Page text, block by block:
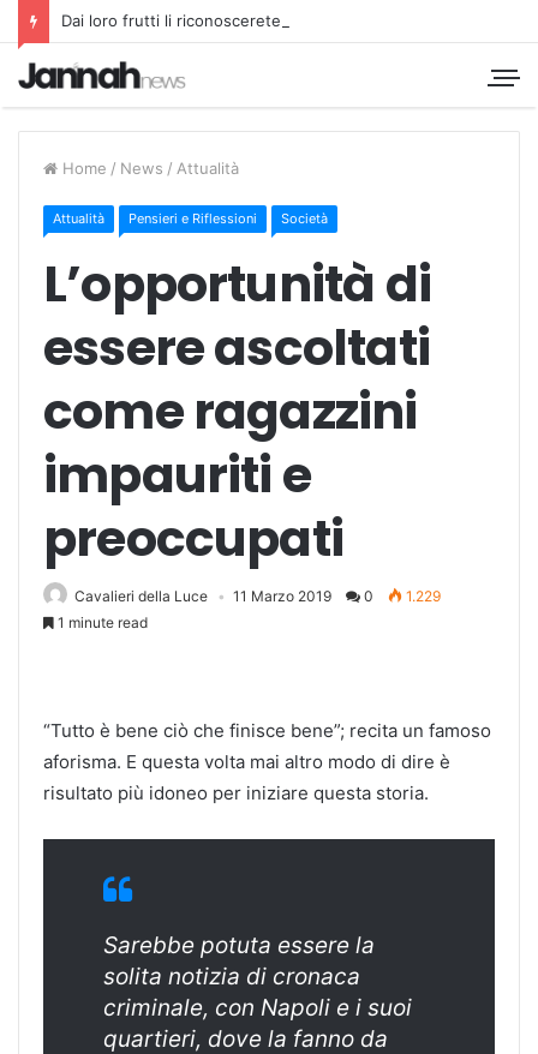
Dai loro frutti li riconoscerete
Home / News / Attualità
Attualità Pensieri e Riflessioni Società
L’opportunità di
essere ascoltati
come ragazzini
impauriti e
preoccupati
Cavalieri della Luce 11 Marzo 2019 0
1.229
1 minute read
“Tutto è bene ciò che finisce bene”; recita un famoso
aforisma. E questa volta mai altro modo di dire è
risultato più idoneo per iniziare questa storia.
Sarebbe potuta essere la
solita notizia di cronaca
criminale, con Napoli e i suoi
quartieri, dove la fanno da